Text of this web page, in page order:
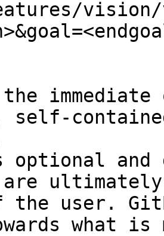
vision/
self-
and
are
the user.
what